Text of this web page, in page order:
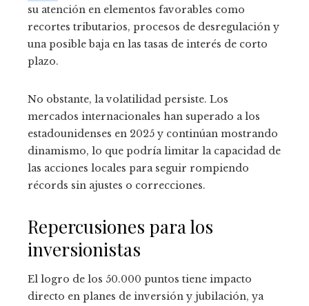
su atención en elementos favorables como
recortes tributarios, procesos de desregulación y
una posible baja en las tasas de interés de corto
plazo.
No obstante, la volatilidad persiste. Los
mercados internacionales han superado a los
estadounidenses en 2025 y continúan mostrando
dinamismo, lo que podría limitar la capacidad de
las acciones locales para seguir rompiendo
récords sin ajustes o correcciones.
Repercusiones para los
inversionistas
El logro de los 50.000 puntos tiene impacto
directo en planes de inversión y jubilación, ya